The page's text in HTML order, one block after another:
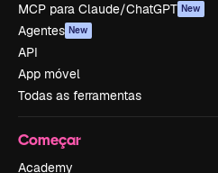
MCP para Claude/ChatGPT New
Agentes New
API
App móvel
Todas as ferramentas
Começar
Academy